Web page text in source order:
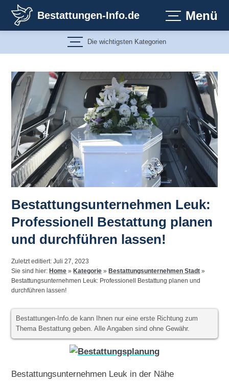
Inhalt
springen
Bestattungen-Info.de Menü
Die wichtigsten Kategorien
Bestattungsunternehmen Leuk:
Professionell Bestattung planen
und durchführen lassen!
Zuletzt editiert: Juli 27, 2023
Sie sind hier: Home » Kategorie » Bestattungsunternehmen Stadt »
Bestattungsunternehmen Leuk: Professionell Bestattung planen und
durchführen lassen!
Bestattungen-Info.de kann Ihnen nur eine erste Richtung zum
Thema Bestattung geben. Alle Angaben sind ohne Gewähr.
Bestattungsunternehmen Leuk in der Nähe